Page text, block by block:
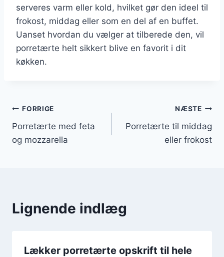
serveres varm eller kold, hvilket gør den ideel til
frokost, middag eller som en del af en buffet.
Uanset hvordan du vælger at tilberede den, vil
porretærte helt sikkert blive en favorit i dit
køkken.
Indlægsnavigation
FORRIGE
Porretærte med feta
og mozzarella
NÆSTE
Porretærte til middag
eller frokost
Lignende indlæg
Lækker porretærte opskrift til hele